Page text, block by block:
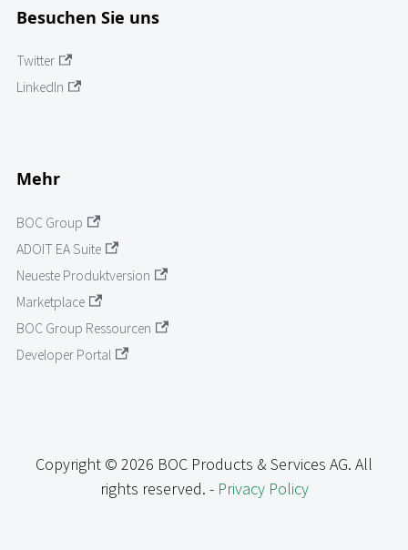
Besuchen Sie uns
Twitter
LinkedIn
Mehr
BOC Group
ADOIT EA Suite
Neueste Produktversion
Marketplace
BOC Group Ressourcen
Developer Portal
Copyright © 2026 BOC Products & Services AG. All
rights reserved. - Privacy Policy